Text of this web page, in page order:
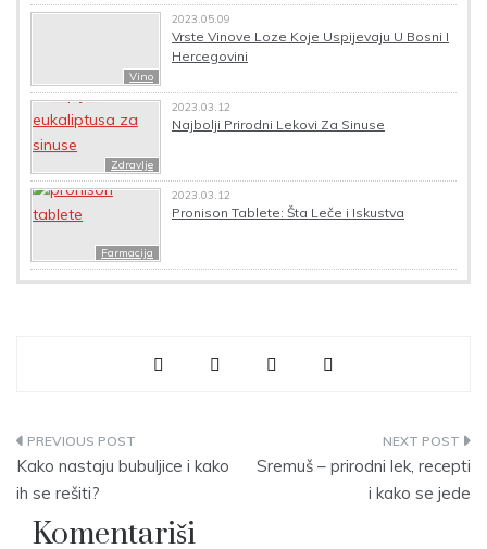
Vino
2023.05.09
Vrste Vinove Loze Koje Uspijevaju U Bosni I
Hercegovini
Zdravlje
2023.03.12
Najbolji Prirodni Lekovi Za Sinuse
Farmacija
2023.03.12
Pronison Tablete: Šta Leče i Iskustva
Navigacija
članaka
Kako nastaju bubuljice i kako
ih se rešiti?
Sremuš – prirodni lek, recepti
i kako se jede
Komentariši